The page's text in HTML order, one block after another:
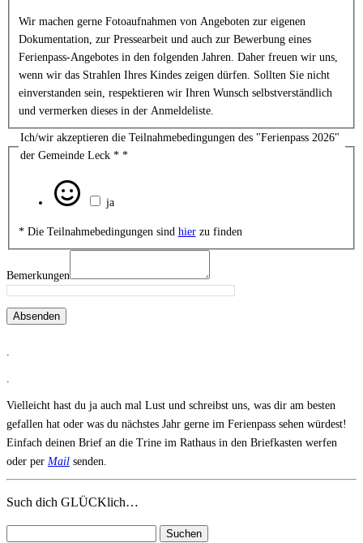
Wir machen gerne Fotoaufnahmen von Angeboten zur eigenen
Dokumentation, zur Pressearbeit und auch zur Bewerbung eines
Ferienpass-Angebotes in den folgenden Jahren. Daher freuen wir uns,
wenn wir das Strahlen Ihres Kindes zeigen dürfen. Sollten Sie nicht
einverstanden sein, respektieren wir Ihren Wunsch selbstverständlich
und vermerken dieses in der Anmeldeliste.
Ich/wir akzeptieren die Teilnahmebedingungen des "Ferienpass 2026"
der Gemeinde Leck * *
ja
* Die Teilnahmebedingungen sind hierzu finden
Bemerkungen
Absenden
Vielleicht hast du ja auch mal Lust und schreibst uns, was dir am besten
gefallen hat oder was du nächstes Jahr gerne im Ferienpass sehen würdest!
Einfach deinen Brief an die Trine im Rathaus in den Briefkasten werfen
oder per Mail senden.
Such dich GLÜCKlich…